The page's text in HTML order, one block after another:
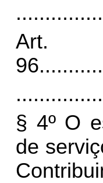
Art.
96
§ 4º O
de